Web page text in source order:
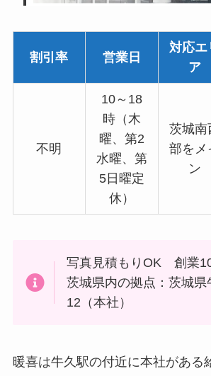
割引率 営業日
対応エ
ア
不明
10～18
時（木
曜、第2
水曜、第
5日曜定
休）
茨城南
部をメ
ン
写真見積もりOK 創業
茨城県内の拠点：茨城県
12（本社）
暖喜は牛久駅の付近に本社がある